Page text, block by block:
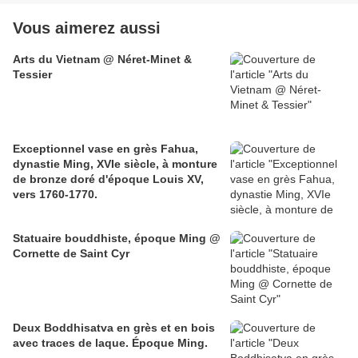
Vous aimerez aussi
Arts du Vietnam @ Néret-Minet &
Tessier
Exceptionnel vase en grès Fahua,
dynastie Ming, XVIe siècle, à monture
de bronze doré d'époque Louis XV,
vers 1760-1770.
Statuaire bouddhiste, époque Ming @
Cornette de Saint Cyr
Deux Boddhisatva en grès et en bois
avec traces de laque. Époque Ming.